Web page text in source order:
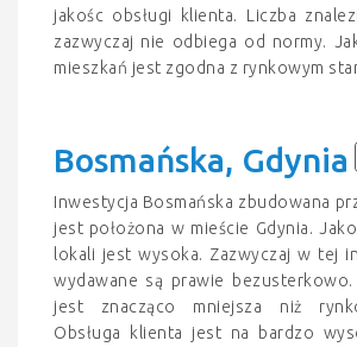
jakośc obsługi klienta. Liczba
zazwyczaj nie odbiega od normy.
mieszkań jest zgodna z rynkowym
Bosmańska, Gdynia
Inwestycja Bosmańska zbudowana
jest położona w mieście Gdynia.
lokali jest wysoka. Zazwyczaj w tej
wydawane są prawie
jest znacząco mniejsza niż
Obsługa klienta jest na bardzo